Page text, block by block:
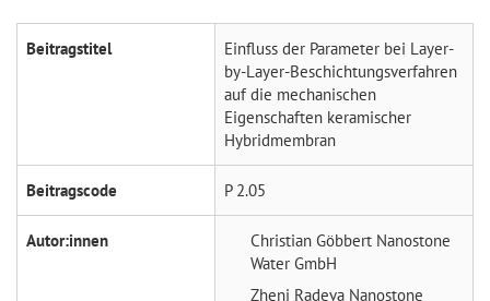
Beitragstitel
Einfluss der Parameter bei Layer-
by-Layer-Beschichtungsverfahren
auf die mechanischen
Eigenschaften keramischer
Hybridmembran
Beitragscode P 2.05
Autor:innen Christian Göbbert Nanostone
Water GmbH
Zheni Radeva Nanostone